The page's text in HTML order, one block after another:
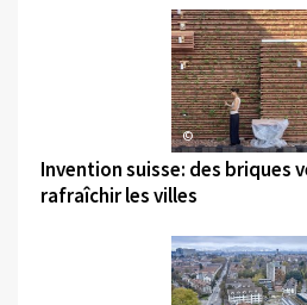
©
Invention suisse: des briques
rafraîchir les villes